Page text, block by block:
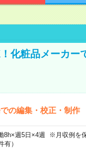
化粧品メーカー
の編集・校正・制作
週5日×4週 ※月収例を
）